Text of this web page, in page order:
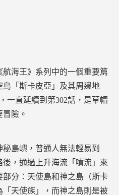
航海王》系列中的一個重要篇
「斯卡皮亞」及其周邊地
一直延續到第302話，是草帽
險。
島嶼，普通人無法輕易到
，通過上升海流「噴流」來
分：天使島和神之島（斯卡
天使族」，而神之島則是被